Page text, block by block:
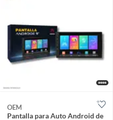
OEM
Pantalla para Auto Android de